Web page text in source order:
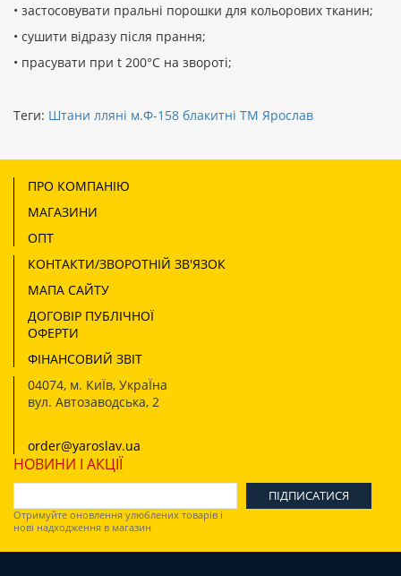
• застосовувати пральні порошки для кольорових тканин;
• сушити відразу після прання;
• прасувати при t 200°С на звороті;
Теги: Штани лляні м.Ф-158 блакитні ТМ Ярослав
ПРО КОМПАНІЮ
МАГАЗИНИ
ОПТ
КОНТАКТИ/ЗВОРОТНІЙ ЗВ'ЯЗОК
МАПА САЙТУ
ДОГОВІР ПУБЛІЧНОЇ
ОФЕРТИ
ФІНАНСОВИЙ ЗВІТ
04074, м. КиЇв, УкраЇна
вул. Автозаводська, 2
order@yaroslav.ua
НОВИНИ І АКЦІЇ
Отримуйте оновлення улюблених товарів і
нові надходження в магазин